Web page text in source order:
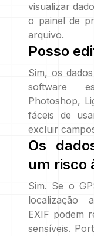
visualizar
o painel de
arquivo.
Posso
Sim, os
software
Photoshop,
fáceis de
excluir
Os
um risco
Sim. Se o
localização
EXIF podem
sensíveis.